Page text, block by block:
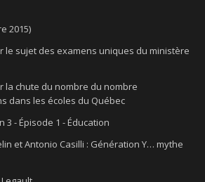
2015)
le sujet des examens uniques du ministère
la chute du nombre du nombre
dans les écoles du Québec
3 - Épisode 1 - Éducation
et Antonio Casilli : Génération Y… mythe